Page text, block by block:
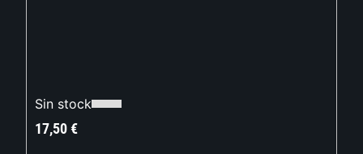
Sin stock
17,50€